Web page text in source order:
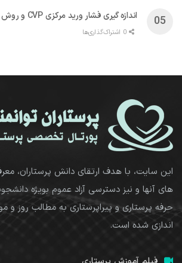
اندازه گیری فشار ورید مرکزی CVP و روش های آن
این سایت، با هدف ارتقای دانش پرستاران،
های آنها و نیز دسترسی آزاد عموم بویژه
حرفه پرستاری و پیراپرستاری به مطالب روز و
اندازی شده است.